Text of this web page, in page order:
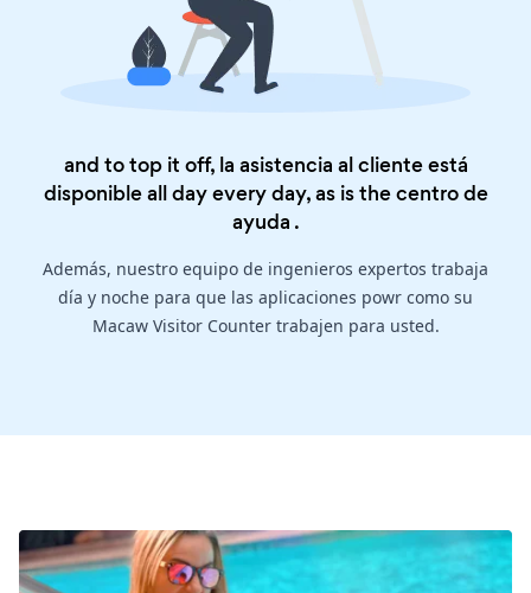
and to top it off, la asistencia al cliente está
disponible all day every day, as is thecentro de
ayuda .
Además, nuestro equipo de ingenieros expertos trabaja
día y noche para que las aplicaciones powr como su
Macaw Visitor Counter trabajen para usted.